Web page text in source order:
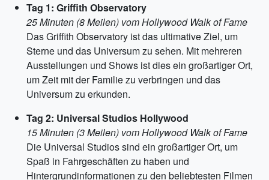
Tag 1: Griffith Observatory
25 Minuten (8 Meilen) vom Hollywood Walk of Fame
Das Griffith Observatory ist das ultimative Ziel, um
Sterne und das Universum zu sehen. Mit mehreren
Ausstellungen und Shows ist dies ein großartiger Ort,
um Zeit mit der Familie zu verbringen und das
Universum zu erkunden.
Tag 2: Universal Studios Hollywood
15 Minuten (3 Meilen) vom Hollywood Walk of Fame
Die Universal Studios sind ein großartiger Ort, um
Spaß in Fahrgeschäften zu haben und
Hintergrundinformationen zu den beliebtesten Filmen